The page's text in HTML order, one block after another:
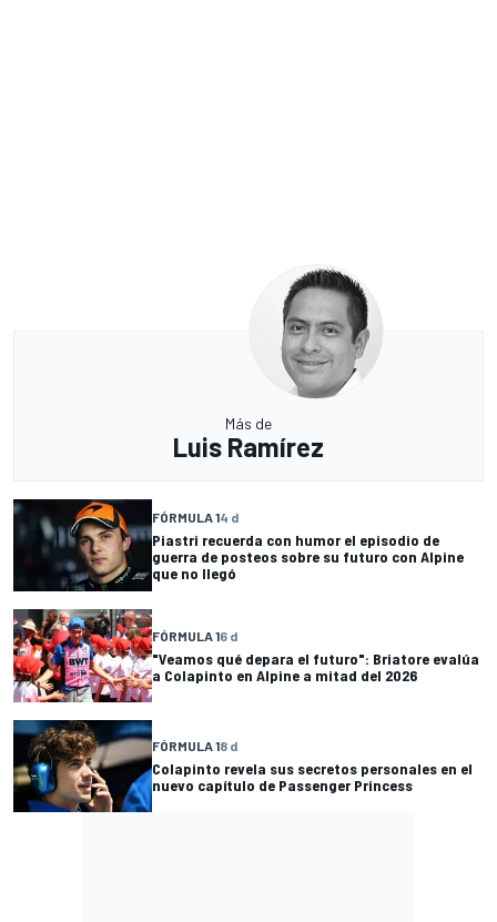
Más de
Luis Ramírez
FÓRMULA 14 d
Piastri recuerda con humor el episodio de
guerra de posteos sobre su futuro con Alpine
que no llegó
FÓRMULA 16 d
"Veamos qué depara el futuro": Briatore evalúa
a Colapinto en Alpine a mitad del 2026
FÓRMULA 18 d
Colapinto revela sus secretos personales en el
nuevo capítulo de Passenger Princess